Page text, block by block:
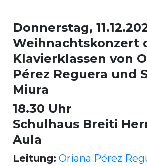
Donnerstag,
Weihnachtskonzert
Klavierklassen von
Pérez Reguera und
Miura
18.30 Uhr
Schulhaus Breiti
Aula
Leitung: Oriana Pérez